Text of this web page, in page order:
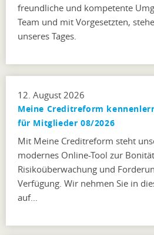
freundliche und kompetente
Team und mit Vorgesetzten,
unseres Tages.
12. August 2026
Meine Creditreform
für Mitglieder 08/2026
Mit Meine Creditreform steht
modernes Online-Tool zur
Risikoüberwachung und
Verfügung. Wir nehmen Sie in
auf…